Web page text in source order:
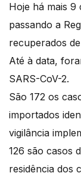
Hoje há mais
passando a
recuperados
Até à data,
SARS-CoV-2.
São 172 os
importados
vigilância
126 são casos
residência dos